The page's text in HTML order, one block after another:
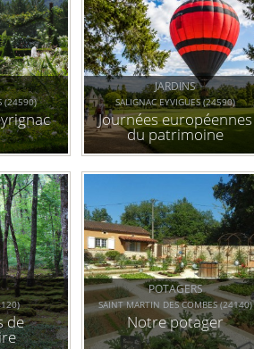
(24590)
JARDINS
SALIGNAC EYVIGUES (24590)
Journées européennes
du patrimoine
de
POTAGERS
SAINT MARTIN DES COMBES (24140)
Notre potager